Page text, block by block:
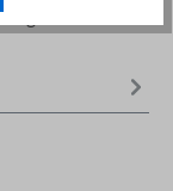
til